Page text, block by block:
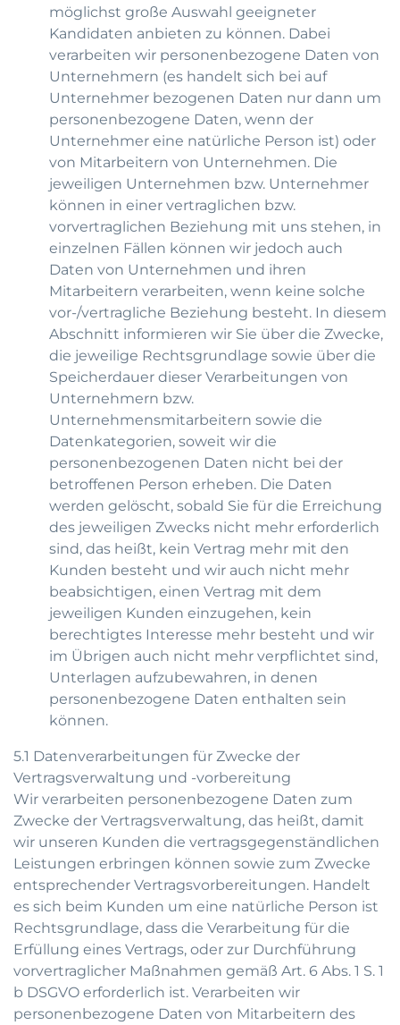
möglichst große Auswahl geeigneter
Kandidaten anbieten zu können. Dabei
verarbeiten wir personenbezogene Daten von
Unternehmern (es handelt sich bei auf
Unternehmer bezogenen Daten nur dann um
personenbezogene Daten, wenn der
Unternehmer eine natürliche Person ist) oder
von Mitarbeitern von Unternehmen. Die
jeweiligen Unternehmen bzw. Unternehmer
können in einer vertraglichen bzw.
vorvertraglichen Beziehung mit uns stehen, in
einzelnen Fällen können wir jedoch auch
Daten von Unternehmen und ihren
Mitarbeitern verarbeiten, wenn keine solche
vor-/vertragliche Beziehung besteht. In diesem
Abschnitt informieren wir Sie über die Zwecke,
die jeweilige Rechtsgrundlage sowie über die
Speicherdauer dieser Verarbeitungen von
Unternehmern bzw.
Unternehmensmitarbeitern sowie die
Datenkategorien, soweit wir die
personenbezogenen Daten nicht bei der
betroffenen Person erheben. Die Daten
werden gelöscht, sobald Sie für die Erreichung
des jeweiligen Zwecks nicht mehr erforderlich
sind, das heißt, kein Vertrag mehr mit den
Kunden besteht und wir auch nicht mehr
beabsichtigen, einen Vertrag mit dem
jeweiligen Kunden einzugehen, kein
berechtigtes Interesse mehr besteht und wir
im Übrigen auch nicht mehr verpflichtet sind,
Unterlagen aufzubewahren, in denen
personenbezogene Daten enthalten sein
können.
5.1 Datenverarbeitungen für Zwecke der
Vertragsverwaltung und -vorbereitung
Wir verarbeiten personenbezogene Daten zum
Zwecke der Vertragsverwaltung, das heißt, damit
wir unseren Kunden die vertragsgegenständlichen
Leistungen erbringen können sowie zum Zwecke
entsprechender Vertragsvorbereitungen. Handelt
es sich beim Kunden um eine natürliche Person ist
Rechtsgrundlage, dass die Verarbeitung für die
Erfüllung eines Vertrags, oder zur Durchführung
vorvertraglicher Maßnahmen gemäß Art. 6 Abs. 1 S. 1
b DSGVO erforderlich ist. Verarbeiten wir
personenbezogene Daten von Mitarbeitern des